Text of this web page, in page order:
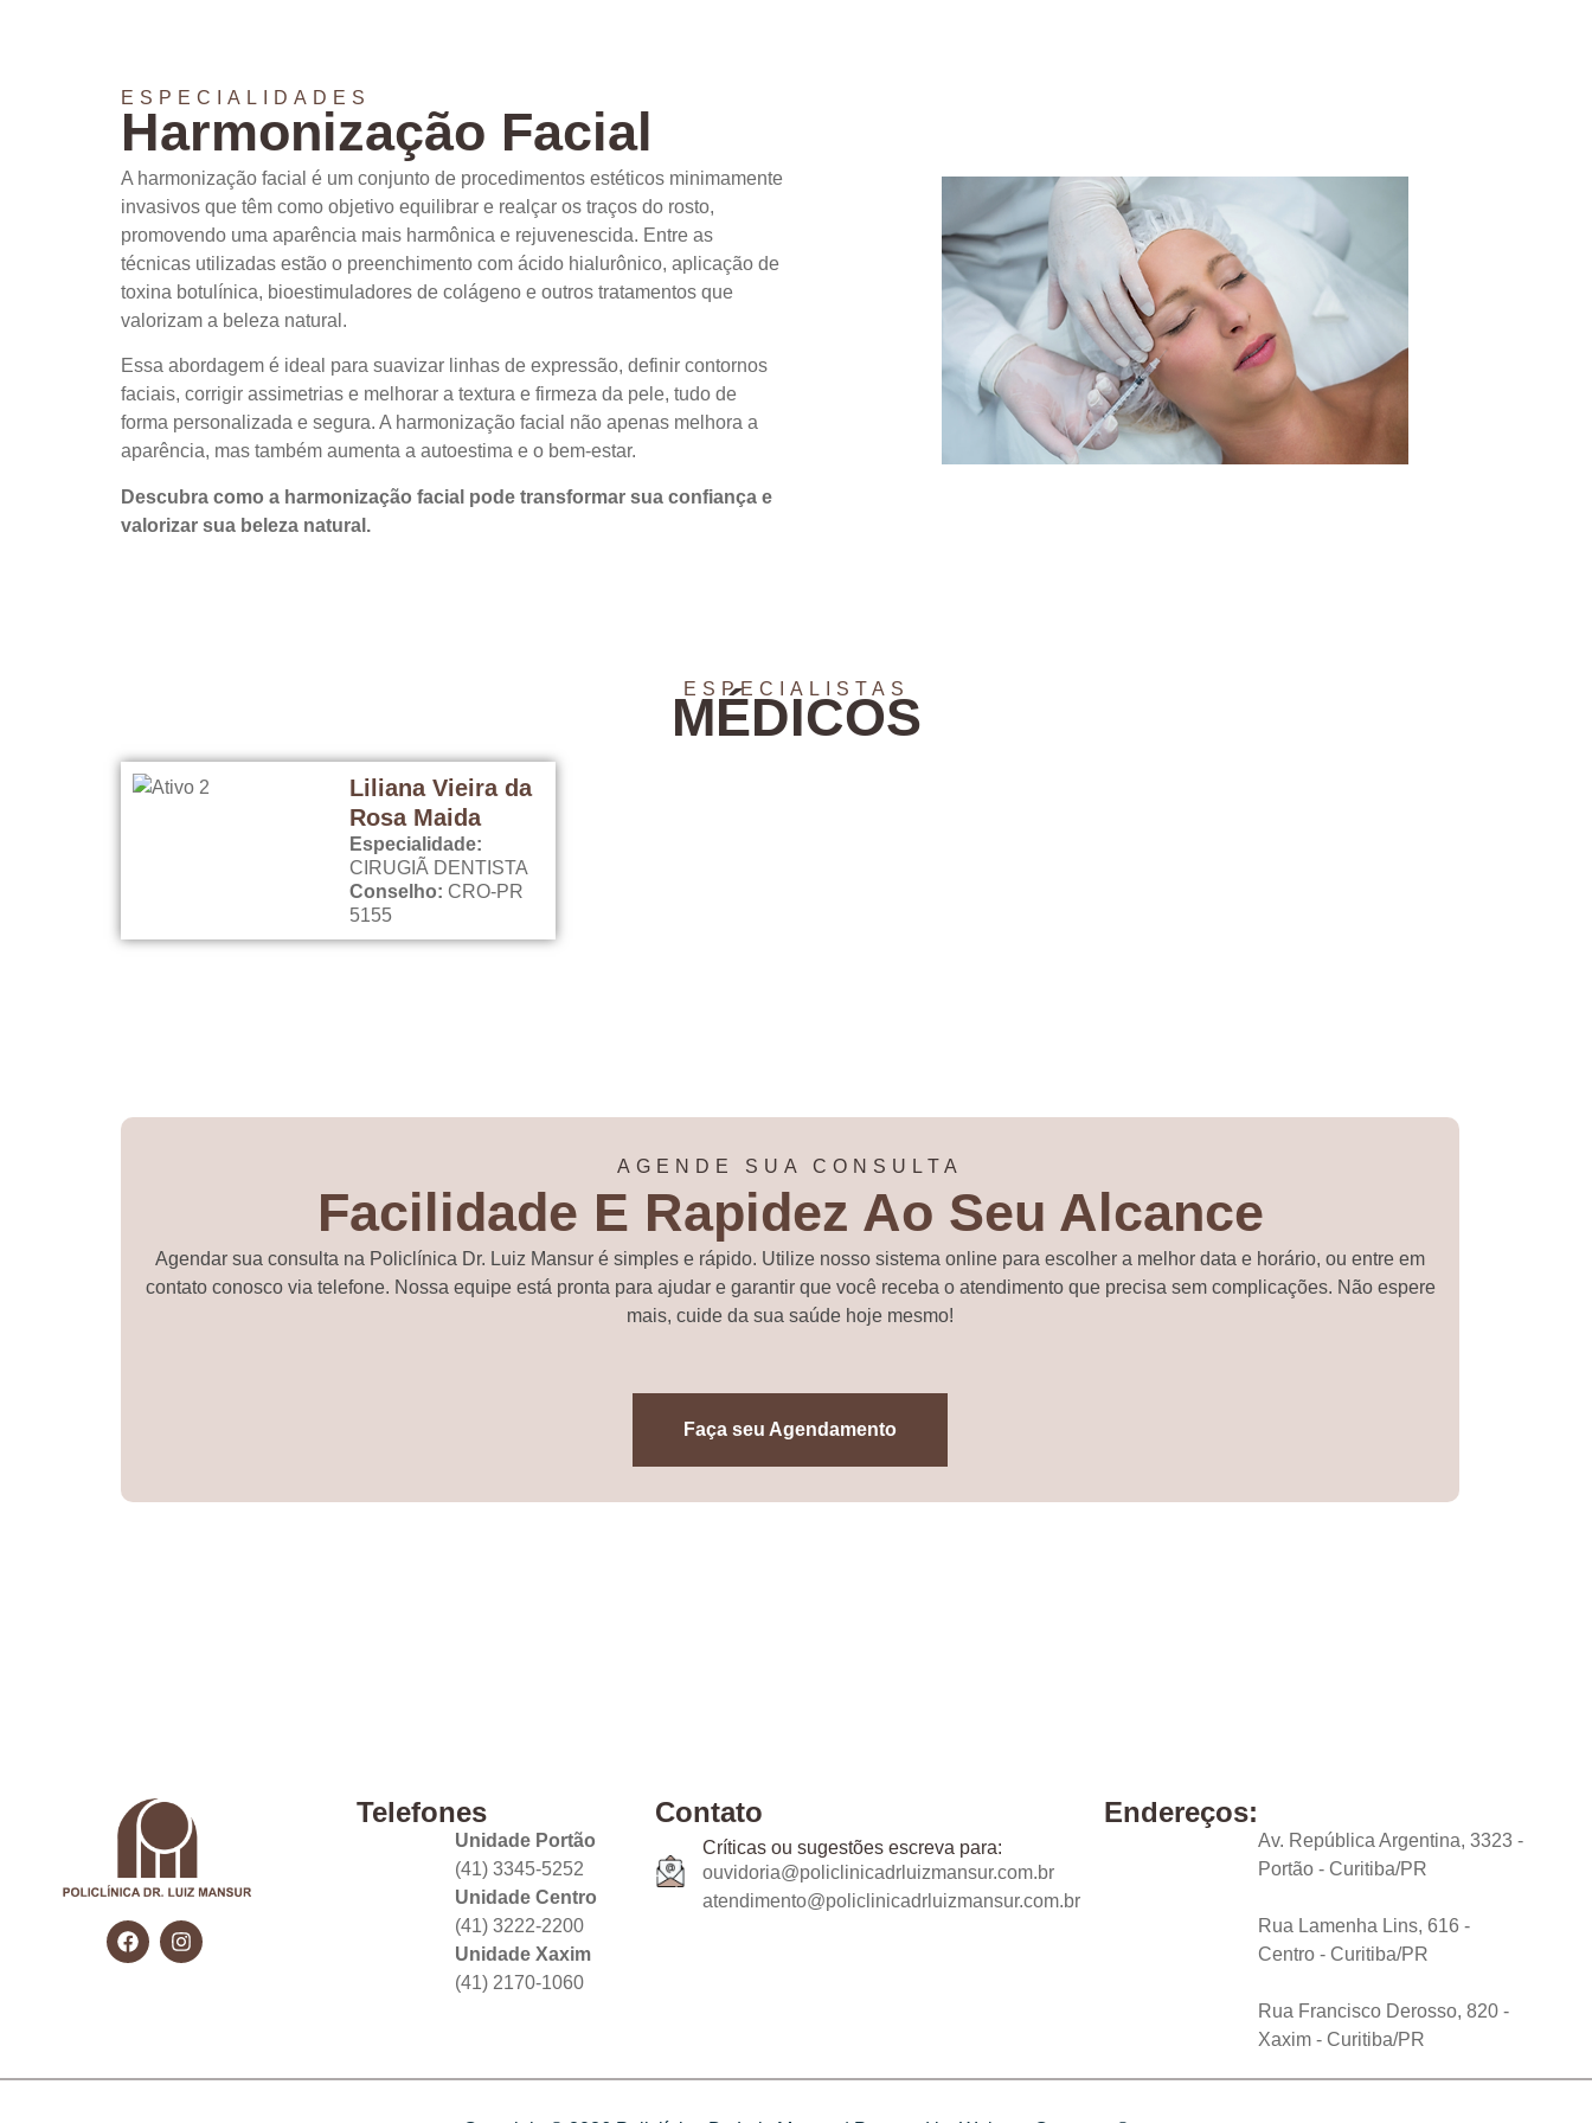
ESPECIALIDADES
Harmonização Facial
A harmonização facial é um conjunto de procedimentos estéticos minimamente
invasivos que têm como objetivo equilibrar e realçar os traços do rosto,
promovendo uma aparência mais harmônica e rejuvenescida. Entre as
técnicas utilizadas estão o preenchimento com ácido hialurônico, aplicação de
toxina botulínica, bioestimuladores de colágeno e outros tratamentos que
valorizam a beleza natural.
Essa abordagem é ideal para suavizar linhas de expressão, definir contornos
faciais, corrigir assimetrias e melhorar a textura e firmeza da pele, tudo de
forma personalizada e segura. A harmonização facial não apenas melhora a
aparência, mas também aumenta a autoestima e o bem-estar.
Descubra como a harmonização facial pode transformar sua confiança e
valorizar sua beleza natural.
ESPECIALISTAS
MÉDICOS
Liliana Vieira da
Rosa Maida
Especialidade:
CIRUGIÃ DENTISTA
Conselho: CRO-PR
5155
AGENDE SUA CONSULTA
Facilidade E Rapidez Ao Seu Alcance
Agendar sua consulta na Policlínica Dr. Luiz Mansur é simples e rápido. Utilize nosso sistema online para escolher a melhor data e horário, ou entre em
contato conosco via telefone. Nossa equipe está pronta para ajudar e garantir que você receba o atendimento que precisa sem complicações. Não espere
mais, cuide da sua saúde hoje mesmo!
Faça seu Agendamento
Telefones
Unidade Portão
(41) 3345-5252
Unidade Centro
(41) 3222-2200
Unidade Xaxim
(41) 2170-1060
Contato
Críticas ou sugestões escreva para:
ouvidoria@policlinicadrluizmansur.com.br
atendimento@policlinicadrluizmansur.com.br
Endereços:
Av. República Argentina, 3323 -
Portão - Curitiba/PR
Rua Lamenha Lins, 616 -
Centro - Curitiba/PR
Rua Francisco Derosso, 820 -
Xaxim - Curitiba/PR